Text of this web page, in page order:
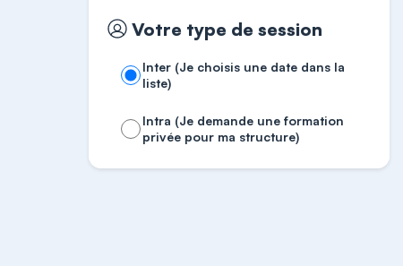
Votre type de session
Inter (Je choisis une date dans la
liste)
Intra (Je demande une formation
privée pour ma structure)